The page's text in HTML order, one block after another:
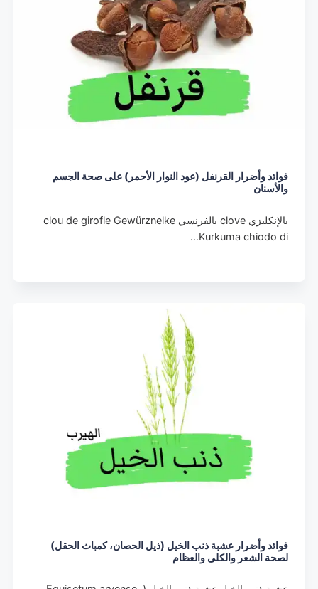
فوائد وأضرار القرنفل (عود النوار الأحمر) على صحة الجسم
والأسنان
بالإنكليزي clove بالفرنسي clou de girofle Gewürznelke
Kurkuma chiodo di…
فوائد وأضرار عشبة ذنب الخيل (ذيل الحصان، كمباث الحقل)
لصحة الشعر والكلى والعظام